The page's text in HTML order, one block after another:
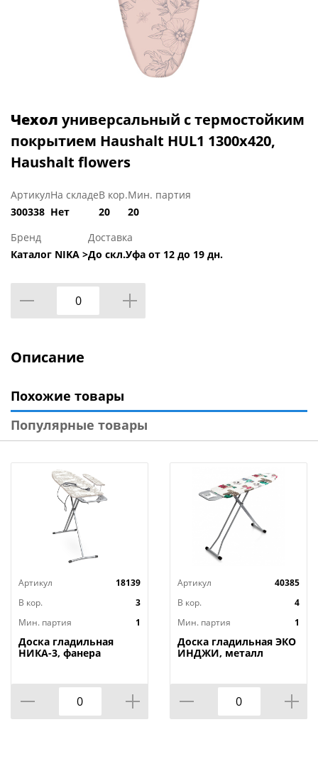
Чехол универсальный с термостойким
покрытием Haushalt HUL1 1300х420,
Haushalt flowers
Артикул
300338
На складе
Нет
В кор.
20
Мин. партия
20
Бренд
Каталог NIKA >
Доставка
До скл.Уфа от 12 до 19 дн.
Описание
Похожие товары
Популярные товары
Артикул
18139
В кор.
3
Мин. партия
1
Доска гладильная
НИКА-3, фанера
Артикул
40385
В кор.
4
Мин. партия
1
Доска гладильная ЭКО
ИНДЖИ, металл